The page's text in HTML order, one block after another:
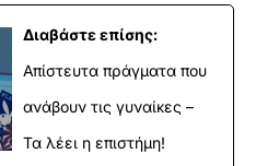
Διαβάστε επίσης:
Απίστευτα πράγματα που
ανάβουν τις γυναίκες –
Τα λέει η επιστήμη!